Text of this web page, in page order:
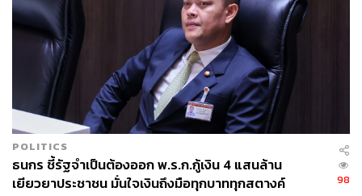
POLITICS
ธนกร ชี้รัฐจำเป็นต้องออก พ.ร.ก.กู้เงิน 4 แสนล้าน
เยียวยาประชาชน มั่นใจเงินถึงมือทุกบาททุกสตางค์
98